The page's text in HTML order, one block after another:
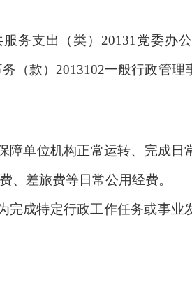
务支出（类）20131党委办
（款）2013102一般行政管理
障单位机构正常运转、完成日
、差旅费等日常公用经费。
完成特定行政工作任务或事业